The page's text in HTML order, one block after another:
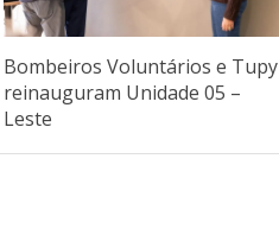
Bombeiros Voluntários e Tupy
reinauguram Unidade 05 –
Leste